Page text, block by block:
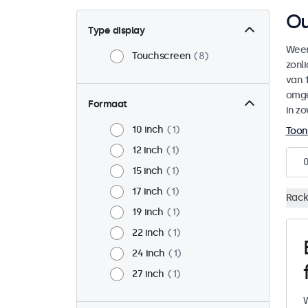
Type display
Touchscreen 8
Formaat
10 inch
1
12 inch
1
15 inch
1
17 inch
1
19 inch
1
22 inch
1
24 inch
1
27 inch
1
van
in
0